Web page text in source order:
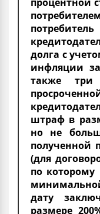
долга с
инфляции
также три
штраф в
но не
полученной
(для
по
дату
размере